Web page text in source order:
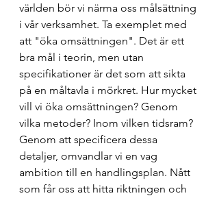
världen bör vi närma oss målsättning
i vår verksamhet. Ta exemplet med
att "öka omsättningen". Det är ett
bra mål i teorin, men utan
specifikationer är det som att sikta
på en måltavla i mörkret. Hur mycket
vill vi öka omsättningen? Genom
vilka metoder? Inom vilken tidsram?
Genom att specificera dessa
detaljer, omvandlar vi en vag
ambition till en handlingsplan. Nått
som får oss att hitta riktningen och